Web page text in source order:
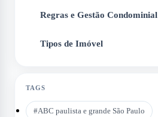
Regras e Gestão Condominial
Tipos de Imóvel
TAGS
#ABC paulista e grande São Paulo